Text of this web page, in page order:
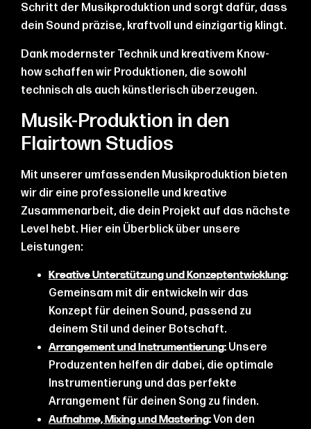
Schritt der Musikproduktion und sorgt dafür, dass
dein Sound präzise, kraftvoll und einzigartig klingt.
Dank modernster Technik und kreativem Know-
how schaffen wir Produktionen, die sowohl
technisch als auch künstlerisch überzeugen.
Musik-Produktion in den
Flairtown Studios
Mit unserer umfassenden Musikproduktion bieten
wir dir eine professionelle und kreative
Zusammenarbeit, die dein Projekt auf das nächste
Level hebt. Hier ein Überblick über unsere
Leistungen:
Kreative Unterstützung und Konzeptentwicklung:
Gemeinsam mit dir entwickeln wir das
Konzept für deinen Sound, passend zu
deinem Stil und deiner Botschaft.
Arrangement und Instrumentierung: Unsere
Produzenten helfen dir dabei, die optimale
Instrumentierung und das perfekte
Arrangement für deinen Song zu finden.
Aufnahme, Mixing und Mastering:Von den